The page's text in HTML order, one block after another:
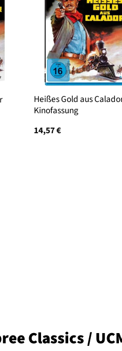
Heißes Gold aus
Kinofassung
14,57€
Classics /